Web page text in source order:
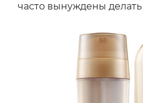
часто вынуждены делать